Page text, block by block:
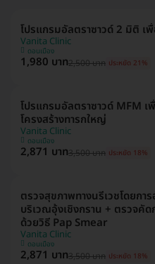
โปรแกรมอัลตราซาวด์ 2 มิติ เ
Vanita Clinic
ดอนเมือง
1,980 บาท2,500 บาท ประหยัด 21%
โปรแกรมอัลตราซาวด์ MFM
โครงสร้างทารกใหญ่
Vanita Clinic
ดอนเมือง
2,871 บาท3,500 บาท ประหยัด 18%
ตรวจสุขภาพทางนรีเวชโดยกา
บริเวณอุ้งเชิงกราน + ตรวจคัด
ด้วยวิธี Pap Smear
Vanita Clinic
ดอนเมือง
2,871 บาท3,500 บาท ประหยัด 18%